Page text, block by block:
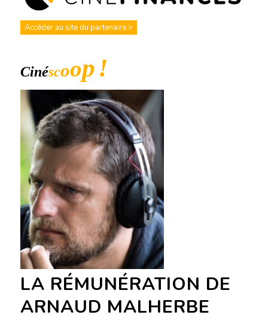
Accéder au site du partenaire >
LA RÉMUNÉRATION DE
ARNAUD MALHERBE